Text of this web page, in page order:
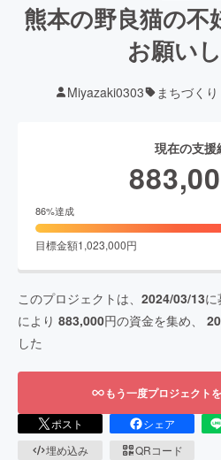
熊本の野良猫の不
お願い
Miyazaki0303 まちづく
現在の支援
86%達成
目標金額1,023,000円
このプロジェクトは、 2024/03/13に
により 883,000円の資金を集め、
した
もう一度プロジェクト
ポスト シェア
埋め込み
QRコード